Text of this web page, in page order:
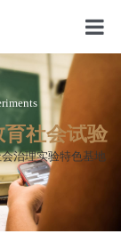
EE观
社会试验
治理实验特色基地
大学